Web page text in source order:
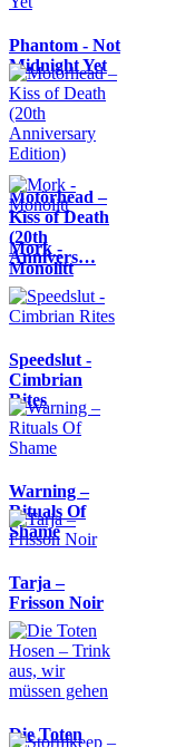
Phantom - Not
Midnight Yet
Motörhead –
Kiss of Death
(20th
Annivers…
Mork -
Monolitt
Speedslut -
Cimbrian
Rites
Warning –
Rituals Of
Shame
Tarja –
Frisson Noir
Die Toten